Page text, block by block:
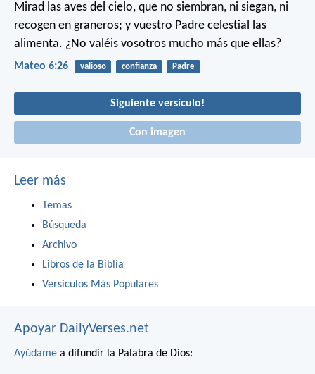
Mirad las aves del cielo, que no siembran, ni siegan, ni
recogen en graneros; y vuestro Padre celestial las
alimenta. ¿No valéis vosotros mucho más que ellas?
Mateo 6:26 valioso confianza Padre
Siguiente versículo!
Con imagen
Leer más
Temas
Búsqueda
Archivo
Libros de la Biblia
Versículos Más Populares
Apoyar DailyVerses.net
Ayúdame a difundir la Palabra de Dios: